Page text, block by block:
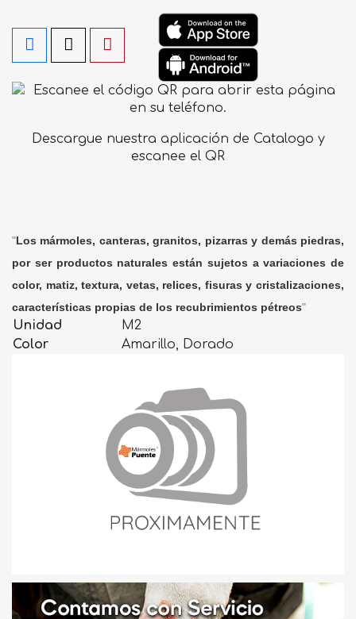
Descargue nuestra aplicación de Catalogo y
escanee el QR
"Los mármoles, canteras, granitos, pizarras y demás piedras,
por ser productos naturales están sujetos a variaciones de
color, matiz, textura, vetas, relices, fisuras y cristalizaciones,
características propias de los recubrimientos pétreos"
Unidad
M2
Color
Amarillo, Dorado